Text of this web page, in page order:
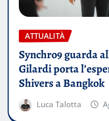
ATTUALITÀ
Synchro9 guarda
Gilardi porta
Shivers a Bangkok
Luca Talotta